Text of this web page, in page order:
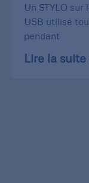
Un STYLO
USB utilisé
pendant
Lire la suite